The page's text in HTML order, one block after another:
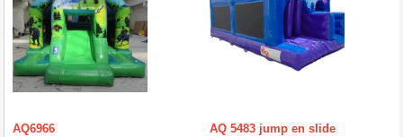
AQ6966 AQ 5483 jump en slide